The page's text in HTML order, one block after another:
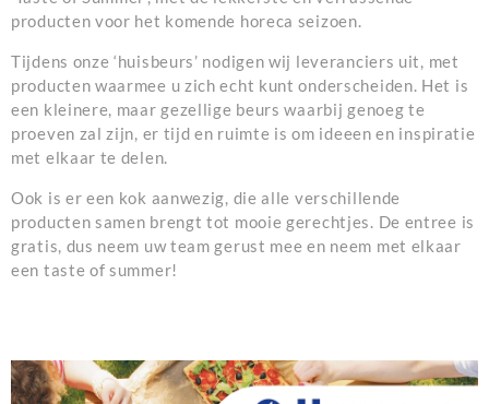
producten voor het komende horeca seizoen.
Tijdens onze ‘huisbeurs’ nodigen wij leveranciers uit, met
producten waarmee u zich echt kunt onderscheiden. Het is
een kleinere, maar gezellige beurs waarbij genoeg te
proeven zal zijn, er tijd en ruimte is om ideeen en inspiratie
met elkaar te delen.
Ook is er een kok aanwezig, die alle verschillende
producten samen brengt tot mooie gerechtjes. De entree is
gratis, dus neem uw team gerust mee en neem met elkaar
een taste of summer!